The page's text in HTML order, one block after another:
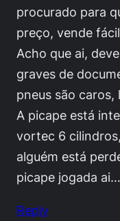
procurado para
preço, vende
Acho que ai,
graves de
pneus são
A picape está
vortec 6
alguém está
picape jogada
Reply